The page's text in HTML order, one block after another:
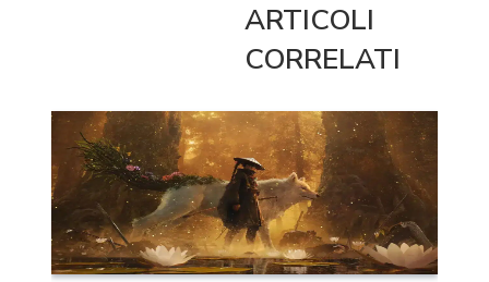
ARTICOLI
CORRELATI